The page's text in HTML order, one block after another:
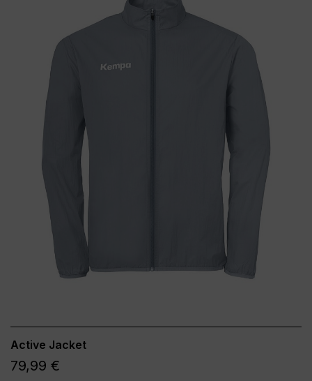
Active Jacket
79,99 €